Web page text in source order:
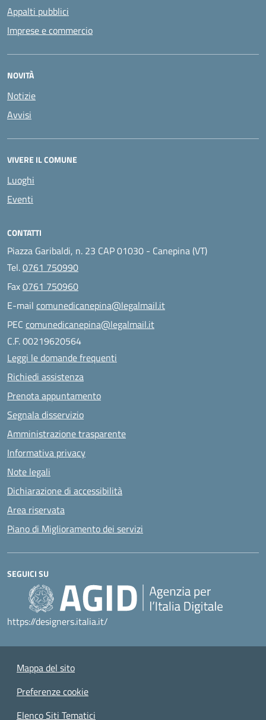
Appalti pubblici
Imprese e commercio
NOVITÀ
Notizie
Avvisi
VIVERE IL COMUNE
Luoghi
Eventi
CONTATTI
Piazza Garibaldi, n. 23 CAP 01030 - Canepina (VT)
Tel.0761 750990
Fax0761 750960
E-mail comunedicanepina@legalmail.it
PEC comunedicanepina@legalmail.it
C.F. 00219620564
Leggi le domande frequenti
Richiedi assistenza
Prenota appuntamento
Segnala disservizio
Amministrazione trasparente
Informativa privacy
Note legali
Dichiarazione di accessibilità
Area riservata
Piano di Miglioramento dei servizi
SEGUICI SU
https://designers.italia.it/
Mappa del sito
Preferenze cookie
Elenco Siti Tematici